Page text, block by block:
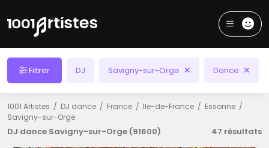
Filtrer DJ Savigny-sur-Orge Dance
1001 Artistes DJ dance France Ile-de-France
Essonne
Savigny-sur-Orge
DJ dance Savigny-sur-Orge (91600) 47 résultats